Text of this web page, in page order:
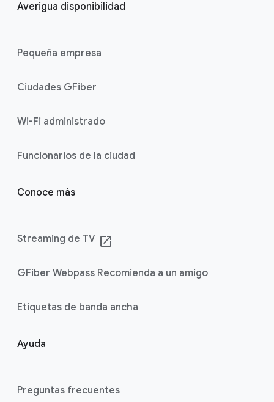
Averigua disponibilidad
Pequeña empresa
Ciudades GFiber
Wi-Fi administrado
Funcionarios de la ciudad
Conoce más
Streaming de TV launch
GFiber Webpass Recomienda a un amigo
Etiquetas de banda ancha
Ayuda
Preguntas frecuentes